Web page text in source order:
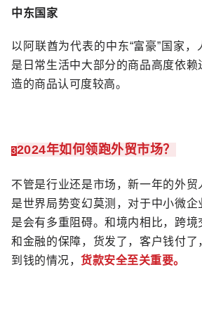
中东国家
以阿联酋为代表的中东“富豪”国家，
是日常生活中大部分的商品高度依赖
造的商品认可度较高。
32024年如何领跑外贸市场？
不管是行业还是市场，新一年的外贸
是世界局势变幻莫测，对于中小微
是会有多重阻碍。和境内相比，跨
和金融的保障，货发了，客户钱付
到钱的情况， 货款安全至关重要。